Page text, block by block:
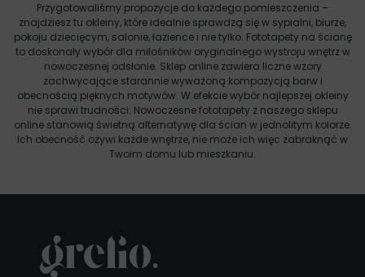
Przygotowaliśmy propozycje do każdego pomieszczenia –
znajdziesz tu okleiny, które idealnie sprawdzą się w sypialni, biurze,
pokoju dziecięcym, salonie, łazience i nie tylko. Fototapety na ścianę
to doskonały wybór dla miłośników oryginalnego wystroju wnętrz w
nowoczesnej odsłonie. Sklep online zawiera liczne wzory
zachwycające starannie wyważoną kompozycją barw i
obecnością pięknych motywów. W efekcie wybór najlepszej okleiny
nie sprawi trudności. Nowoczesne fototapety z naszego sklepu
online stanowią świetną alternatywę dla ścian w jednolitym kolorze.
Ich obecność ożywi każde wnętrze, nie może ich więc zabraknąć w
Twoim domu lub mieszkaniu.